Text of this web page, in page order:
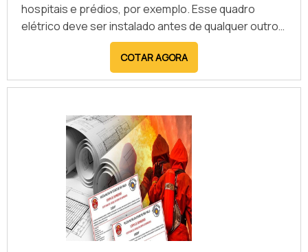
hospitais e prédios, por exemplo. Esse quadro
elétrico deve ser instalado antes de qualquer outro
painel, já que serve como fonte de alimento de
energia para os outros quadros de comando, que
serão utilizados no local. Ou seja, é o primeiro passo
qualidade.Características importantes do
quadroEsse tipo de quadro é real.
COTAR AGORA